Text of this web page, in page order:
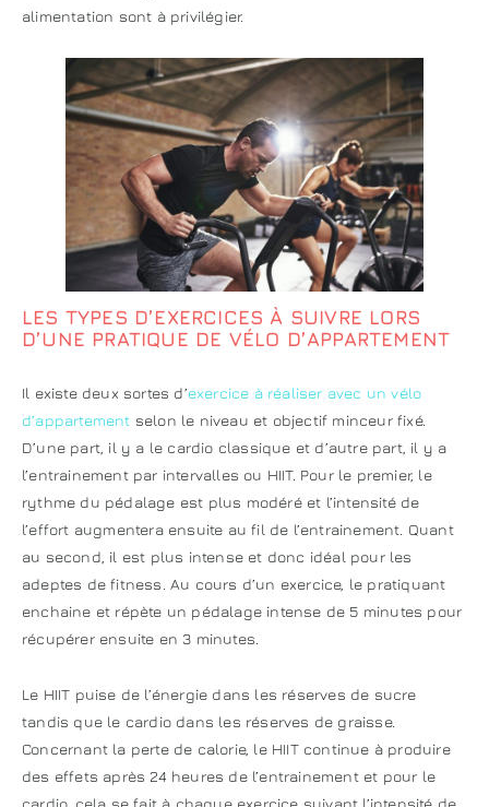
alimentation sont à privilégier.
LES TYPES D’EXERCICES À SUIVRE LORS
D’UNE PRATIQUE DE VÉLO D’APPARTEMENT
Il existe deux sortes d’exercice à réaliser avec un vélo
d’appartement selon le niveau et objectif minceur fixé.
D’une part, il y a le cardio classique et d’autre part, il y a
l’entrainement par intervalles ou HIIT. Pour le premier, le
rythme du pédalage est plus modéré et l’intensité de
l’effort augmentera ensuite au fil de l’entrainement. Quant
au second, il est plus intense et donc idéal pour les
adeptes de fitness. Au cours d’un exercice, le pratiquant
enchaine et répète un pédalage intense de 5 minutes pour
récupérer ensuite en 3 minutes.
Le HIIT puise de l’énergie dans les réserves de sucre
tandis que le cardio dans les réserves de graisse.
Concernant la perte de calorie, le HIIT continue à produire
des effets après 24 heures de l’entrainement et pour le
cardio, cela se fait à chaque exercice suivant l’intensité de